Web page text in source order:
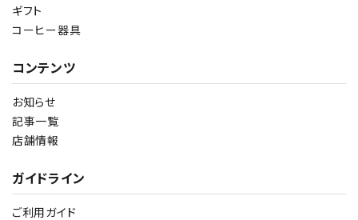
ギフト
コーヒー器具
コンテンツ
お知らせ
記事一覧
店舗情報
ガイドライン
ご利用ガイド